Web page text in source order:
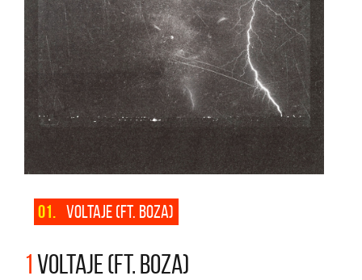
01. VOLTAJE (FT. BOZA)
1VOLTAJE (FT. BOZA)